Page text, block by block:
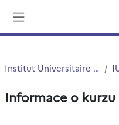
Institut Universitaire de Technologie (IUT)
Informace o kurzu